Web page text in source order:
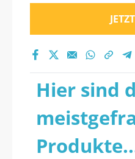
Hier sind